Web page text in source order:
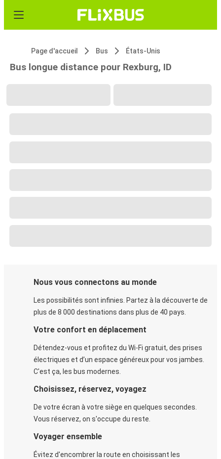
Page d'accueil Bus États-Unis
Bus longue distance pour Rexburg, ID
Nous vous connectons au monde
Les possibilités sont infinies. Partez à la découverte de
plus de 8 000 destinations dans plus de 40 pays.
Votre confort en déplacement
Détendez-vous et profitez du Wi-Fi gratuit, des prises
électriques et d’un espace généreux pour vos jambes.
C'est ça, les bus modernes.
Choisissez, réservez, voyagez
De votre écran à votre siège en quelques secondes.
Vous réservez, on s'occupe du reste.
Voyager ensemble
Évitez d'encombrer la route en choisissant les